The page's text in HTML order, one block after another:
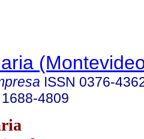
ISSN 0376-
1688-4809